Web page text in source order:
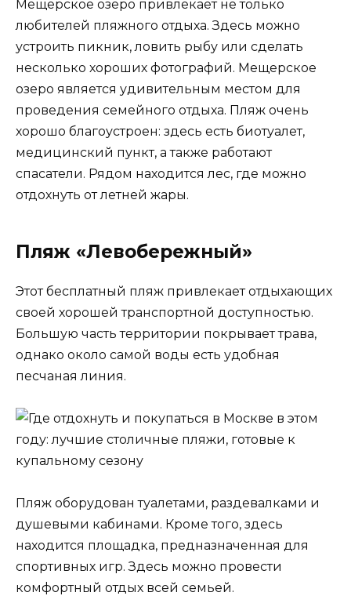
Мещерское озеро привлекает не только
любителей пляжного отдыха. Здесь можно
устроить пикник, ловить рыбу или сделать
несколько хороших фотографий. Мещерское
озеро является удивительным местом для
проведения семейного отдыха. Пляж очень
хорошо благоустроен: здесь есть биотуалет,
медицинский пункт, а также работают
спасатели. Рядом находится лес, где можно
отдохнуть от летней жары.
Пляж «Левобережный»
Этот бесплатный пляж привлекает отдыхающих
своей хорошей транспортной доступностью.
Большую часть территории покрывает трава,
однако около самой воды есть удобная
песчаная линия.
Пляж оборудован туалетами, раздевалками и
душевыми кабинами. Кроме того, здесь
находится площадка, предназначенная для
спортивных игр. Здесь можно провести
комфортный отдых всей семьей.